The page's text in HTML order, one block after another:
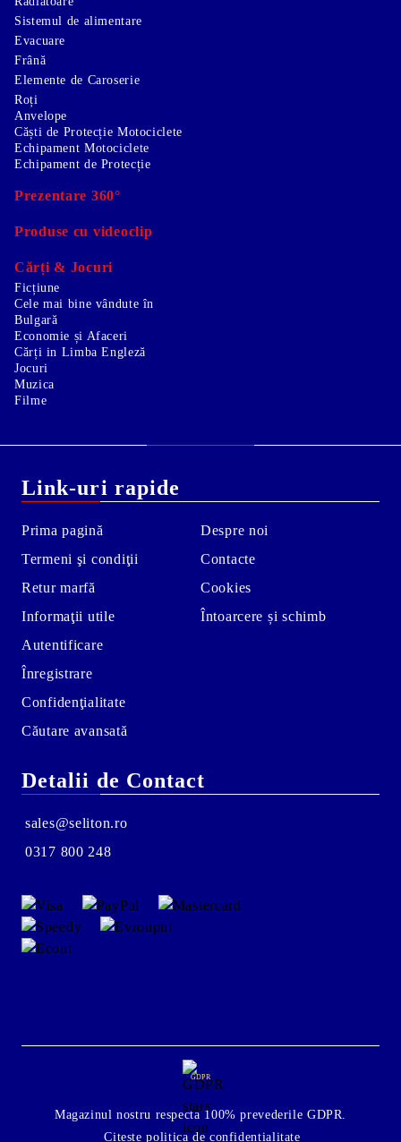
Sistemul de alimentare
Evacuare
Frână
Elemente de Caroserie
Roți
Anvelope
Căști de Protecție Motociclete
Echipament Motociclete
Echipament de Protecție
Prezentare 360°
Produse cu videoclip
Cărți & Jocuri
Ficțiune
Cele mai bine vândute în
Bulgară
Economie și Afaceri
Cărți in Limba Engleză
Jocuri
Muzica
Filme
Link-uri rapide
Prima pagină
Termeni şi condiţii
Retur marfă
Informaţii utile
Autentificare
Înregistrare
Confidenţialitate
Căutare avansată
Despre noi
Contacte
Cookies
Întoarcere și schimb
Detalii de Contact
sales@seliton.ro
0317 800 248
GDPR
Magazinul nostru respecta 100% prevederile GDPR.
Citeste politica de confidentialitate